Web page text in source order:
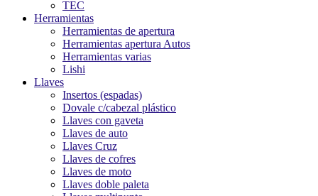
TEC
Herramientas
Herramientas de apertura
Herramientas apertura Autos
Herramientas varias
Lishi
Llaves
Insertos (espadas)
Dovale c/cabezal plástico
Llaves con gaveta
Llaves de auto
Llaves Cruz
Llaves de cofres
Llaves de moto
Llaves doble paleta